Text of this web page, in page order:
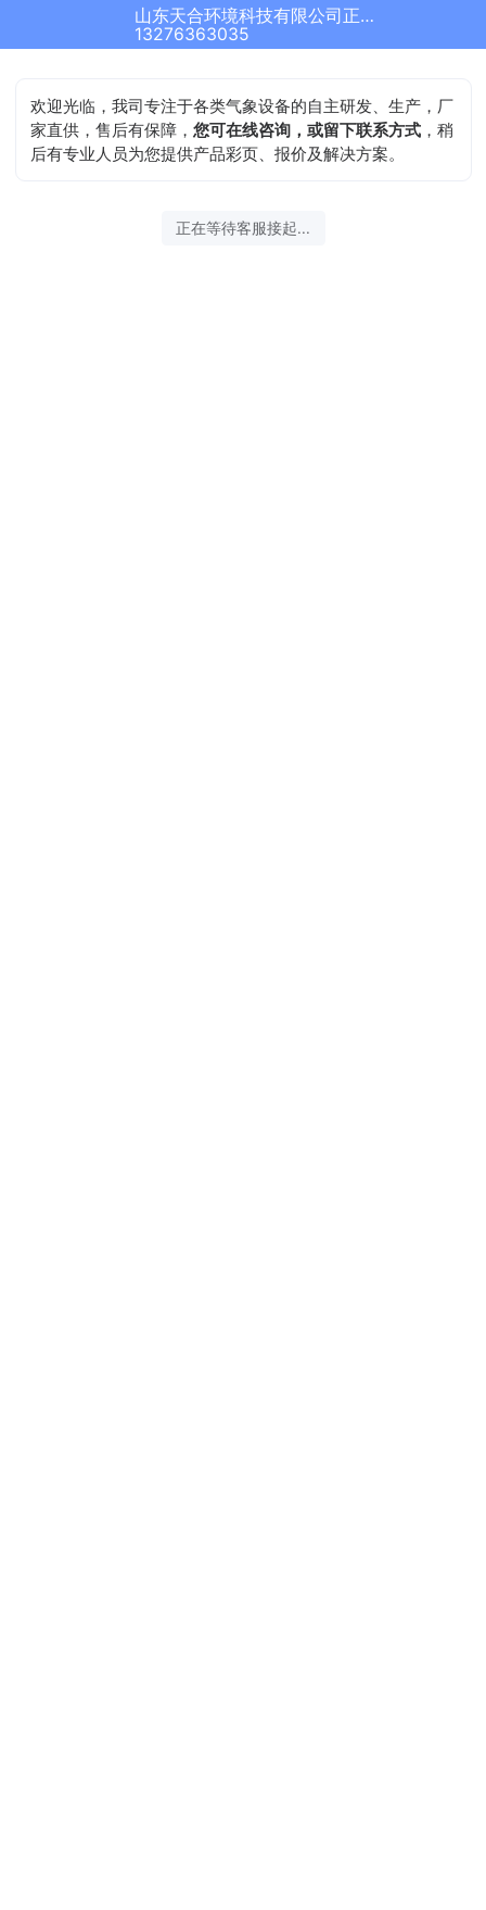
山东天合环境科技有限公司正在为您服务
13276363035
欢迎光临，我司专注于各类气象设备的自主研发、生产，厂
家直供，售后有保障，您可在线咨询，或留下联系方式 ，稍
后有专业人员为您提供产品彩页、报价及解决方案。
正在等待客服接起...